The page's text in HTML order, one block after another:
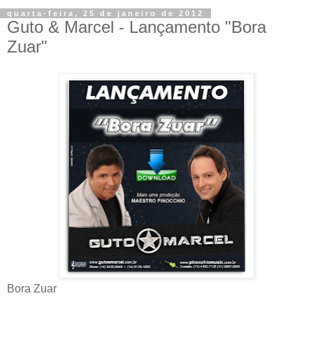
quarta-feira, 25 de janeiro de 2012
Guto & Marcel - Lançamento "Bora
Zuar"
Bora Zuar